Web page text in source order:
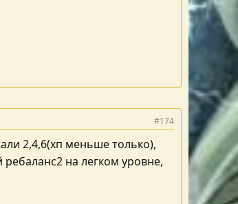
#174
2,4,6(хп меньше только),
ребаланс2 на легком уровне,